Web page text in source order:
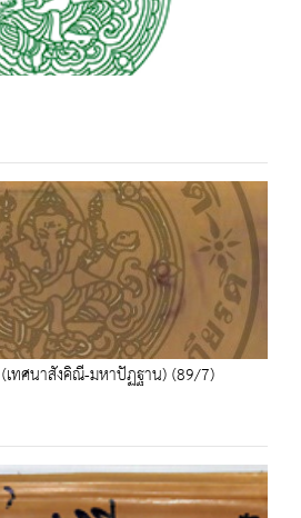
ทศนาสังคิณี-มหาปัฏฐาน) (89/7)